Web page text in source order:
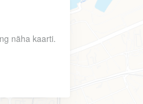
näha kaarti.